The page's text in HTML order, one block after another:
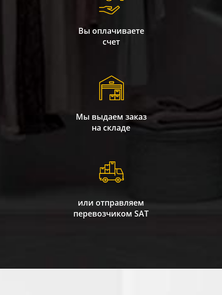
Вы оплачиваете
счет
Мы выдаем заказ
на складе
или отправляем
перевозчиком SAT